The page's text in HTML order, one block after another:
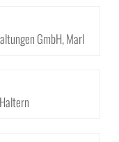
GmbH, Marl